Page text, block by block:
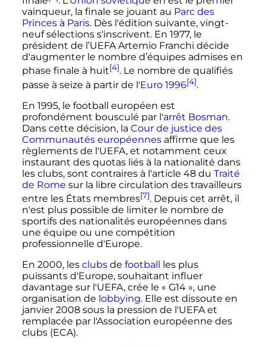
vainqueur, la finale se jouant au Parc des
Princesà Paris. Dès l'édition suivante, vingt-
neuf sélections s'inscrivent. En 1977, le
président de l’UEFA Artemio Franchi décide
d'augmenter le nombre d’équipes admises en
phase finale à huit[4]. Le nombre de qualifiés
passe à seize à partir de l'Euro 1996[4].
En 1995, le football européen est
profondément bousculé par l'arrêt Bosman.
Dans cette décision, la Cour de justice des
Communautés européennesaffirme que les
règlements de l'UEFA, et notamment ceux
instaurant des quotas liés à la nationalité dans
les clubs, sont contraires à l'article 48 du Traité
de Rome sur la libre circulation des travailleurs
entre les États membres[7]. Depuis cet arrêt, il
n'est plus possible de limiter le nombre de
sportifs des nationalités européennes dans
une équipe ou une compétition
professionnelle d'Europe.
En 2000, les clubsde football
les plus
puissants d'Europe, souhaitant influer
davantage sur l'UEFA, crée le « G14 », une
organisation de lobbying. Elle est dissoute en
janvier 2008 sous la pression de l'UEFA et
remplacée par l'Association européenne des
clubs (ECA).